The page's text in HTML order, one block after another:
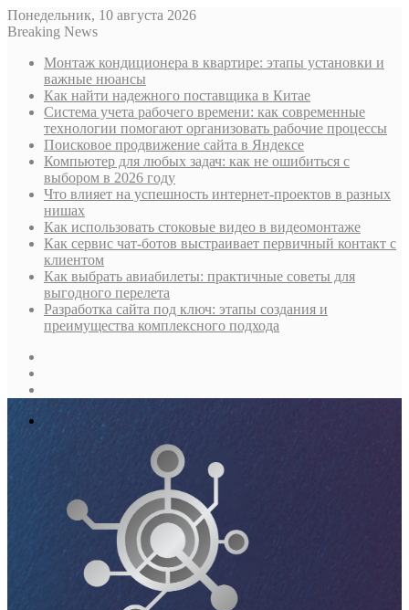
Понедельник, 10 августа 2026
Breaking News
Монтаж кондиционера в квартире: этапы установки и
важные нюансы
Как найти надежного поставщика в Китае
Система учета рабочего времени: как современные
технологии помогают организовать рабочие процессы
Поисковое продвижение сайта в Яндексе
Компьютер для любых задач: как не ошибиться с
выбором в 2026 году
Что влияет на успешность интернет-проектов в разных
нишах
Как использовать стоковые видео в видеомонтаже
Как сервис чат-ботов выстраивает первичный контакт с
клиентом
Как выбрать авиабилеты: практичные советы для
выгодного перелета
Разработка сайта под ключ: этапы создания и
преимущества комплексного подхода